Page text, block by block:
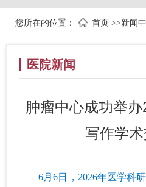
您所在的位置： 首页 >>新闻
医院新闻
肿瘤中心成功举
写作学
6月6日，2026年医学科